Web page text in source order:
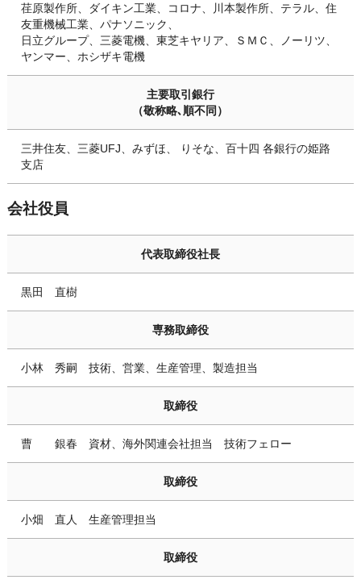
荏原製作所、ダイキン工業、コロナ、川本製作所、テラル、住
友重機械工業、パナソニック、
日立グループ、三菱電機、東芝キヤリア、ＳＭＣ、ノーリツ、
ヤンマー、ホシザキ電機
主要取引銀行
（敬称略､順不同）
三井住友、三菱UFJ、みずほ、 りそな、百十四 各銀行の姫路
支店
会社役員
代表取締役社長
黒田 直樹
専務取締役
小林 秀嗣 技術、営業、生産管理、製造担当
取締役
曹 銀春 資材、海外関連会社担当 技術フェロー
取締役
小畑 直人 生産管理担当
取締役